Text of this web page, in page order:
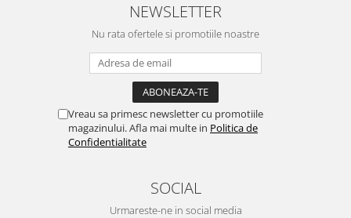
NEWSLETTER
Nu rata ofertele si promotiile noastre
Vreau sa primesc newsletter cu promotiile
magazinului. Afla mai multe in Politica de
Confidentialitate
SOCIAL
Urmareste-ne in social media